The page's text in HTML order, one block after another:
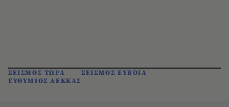
ΣΕΙΣΜΟΣ ΤΩΡΑ
ΣΕΙΣΜΟΣ ΕΥΒΟΙΑ
ΕΥΘΥΜΙΟΣ ΛΕΚΚΑΣ